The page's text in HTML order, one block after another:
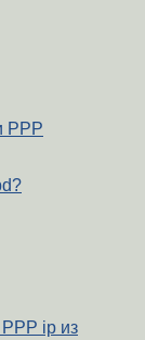
PPP
ip из